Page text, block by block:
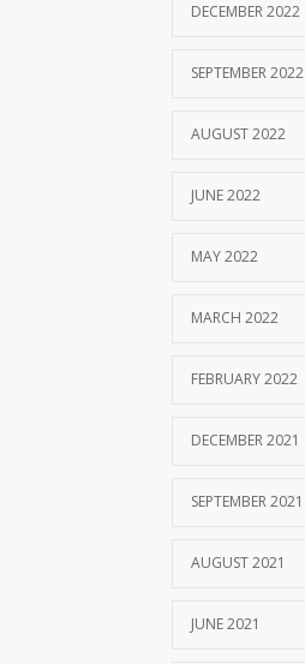
DECEMBER 2022
SEPTEMBER 2022
AUGUST 2022
JUNE 2022
MAY 2022
MARCH 2022
FEBRUARY 2022
DECEMBER 2021
SEPTEMBER 2021
AUGUST 2021
JUNE 2021